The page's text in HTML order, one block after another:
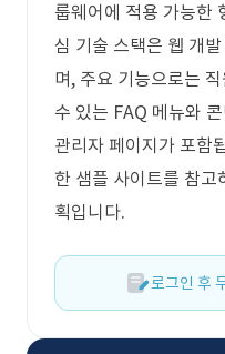
룹웨어에 적용 가능한
심 기술 스택은 웹 개
며, 주요 기능으로는
수 있는 FAQ 메뉴와
관리자 페이지가 포함
한 샘플 사이트를 참고
획입니다.
로그인 후